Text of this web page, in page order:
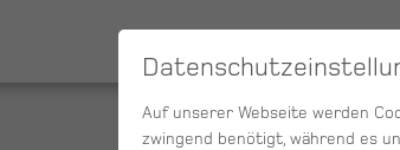
Auf unserer Webseite werden
zwingend benötigt, während es